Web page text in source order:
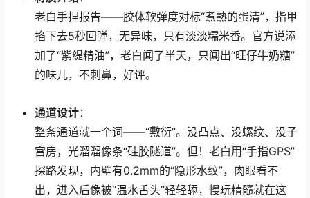
老白手捏报告——胶体软弹度对标“煮熟的蛋清”，指甲
掐下去5秒回弹，无异味，只有淡淡糯米香。官方说添
加了“紫缇精油”，老白闻了半天，只闻出“旺仔牛奶糖”
的味儿，不刺鼻，好评。
通道设计：
整条通道就一个词——“敷衍”。没凸点、没螺纹、没子
宫房，光溜溜像条“硅胶隧道”。但！老白用“手指GPS”
探路发现，内壁有0.2mm的“隐形水纹”，肉眼看不
出，进入后像被“温水舌头”轻轻舔，慢玩精髓就在这